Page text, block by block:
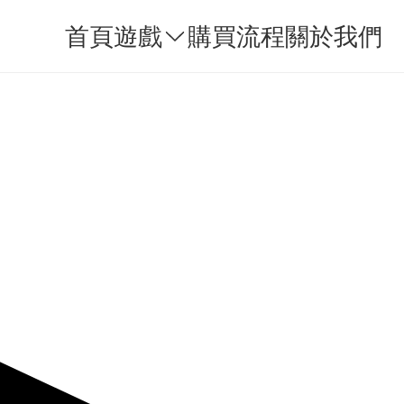
首頁遊戲 購買流程關於我們